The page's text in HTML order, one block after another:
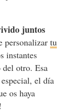
juntos
personalizar tu
instantes
del otro. Esa
especial, el día
os haya